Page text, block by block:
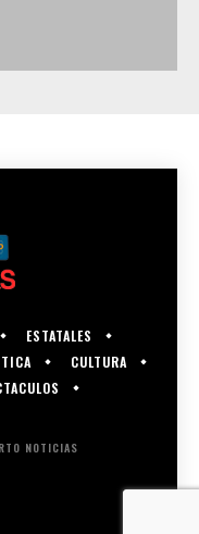
ESTATALES
CULTURA
NOTICIAS